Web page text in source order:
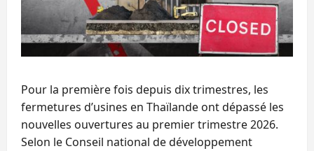
Pour la première fois depuis dix trimestres, les
fermetures d’usines en Thaïlande ont dépassé les
nouvelles ouvertures au premier trimestre 2026.
Selon le Conseil national de développement